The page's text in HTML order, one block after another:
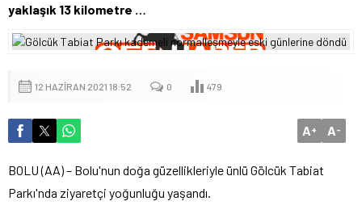
yaklaşık 13 kilometre …
12 HAZIRAN 2021 18:52 0 479
A+ A-
BOLU (AA) – Bolu'nun doğa güzellikleriyle ünlü Gölcük Tabiat
Parkı'nda ziyaretçi yoğunluğu yaşandı.